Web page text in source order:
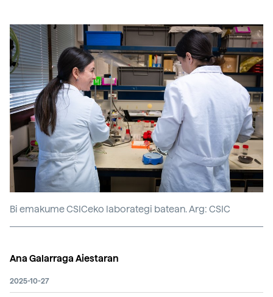
Bi emakume CSICeko laborategi batean. Arg: CSIC
Ana Galarraga Aiestaran
2025-10-27